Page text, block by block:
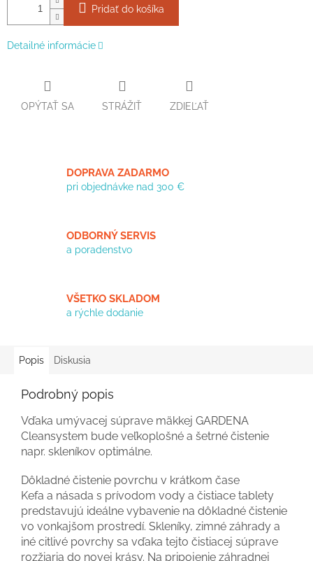
Pridať do košíka
Detailné informácie
OPÝTAŤ SA STRÁŽIŤ ZDIEĽAŤ
DOPRAVA ZADARMO
pri objednávke nad 300 €
ODBORNÝ SERVIS
a poradenstvo
VŠETKO SKLADOM
a rýchle dodanie
Popis Diskusia
Podrobný popis
Vďaka umývacej súprave mäkkej GARDENA
Cleansystem bude veľkoplošné a šetrné čistenie
napr. skleníkov optimálne.
Dôkladné čistenie povrchu v krátkom čase
Kefa a násada s prívodom vody a čistiace tablety
predstavujú ideálne vybavenie na dôkladné čistenie
vo vonkajšom prostredí. Skleníky, zimné záhrady a
iné citlivé povrchy sa vďaka tejto čistiacej súprave
rozžiaria do novej krásy. Na pripojenie záhradnej